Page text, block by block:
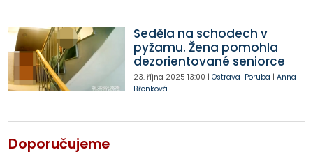
Seděla na schodech v
pyžamu. Žena pomohla
dezorientované seniorce
23. října 2025 13:00 | Ostrava-Poruba | Anna
Břenková
Doporučujeme